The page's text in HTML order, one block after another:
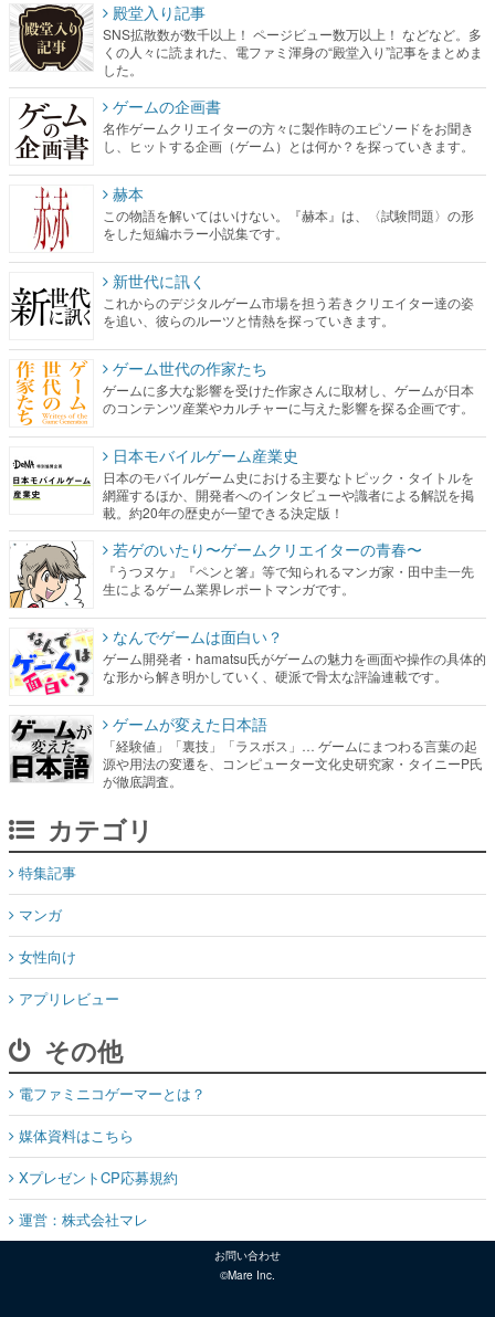
殿堂入り記事
SNS拡散数が数千以上！ ページビュー数万以上！ などなど。多
くの人々に読まれた、電ファミ渾身の“殿堂入り”記事をまとめま
した。
ゲームの企画書
名作ゲームクリエイターの方々に製作時のエピソードをお聞き
し、ヒットする企画（ゲーム）とは何か？を探っていきます。
赫本
この物語を解いてはいけない。『赫本』は、〈試験問題〉の形
をした短編ホラー小説集です。
新世代に訊く
これからのデジタルゲーム市場を担う若きクリエイター達の姿
を追い、彼らのルーツと情熱を探っていきます。
ゲーム世代の作家たち
ゲームに多大な影響を受けた作家さんに取材し、ゲームが日本
のコンテンツ産業やカルチャーに与えた影響を探る企画です。
日本モバイルゲーム産業史
日本のモバイルゲーム史における主要なトピック・タイトルを
網羅するほか、開発者へのインタビューや識者による解説を掲
載。約20年の歴史が一望できる決定版！
若ゲのいたり〜ゲームクリエイターの青春〜
『うつヌケ』『ペンと箸』等で知られるマンガ家・田中圭一先
生によるゲーム業界レポートマンガです。
なんでゲームは面白い？
ゲーム開発者・hamatsu氏がゲームの魅力を画面や操作の具体的
な形から解き明かしていく、硬派で骨太な評論連載です。
ゲームが変えた日本語
「経験値」「裏技」「ラスボス」… ゲームにまつわる言葉の起
源や用法の変遷を、コンピューター文化史研究家・タイニーP氏
が徹底調査。
カテゴリ
特集記事
マンガ
女性向け
アプリレビュー
その他
電ファミニコゲーマーとは？
媒体資料はこちら
XプレゼントCP応募規約
運営：株式会社マレ
お問い合わせ
©Mare Inc.